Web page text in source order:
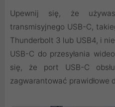
Upewnij się, że
transmisyjnego USB-C,
Thunderbolt 3 lub USB4, i
USB-C do przesyłania
się, że port USB-C
zagwarantować prawidłowe